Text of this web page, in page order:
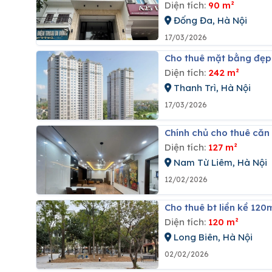
Diện tích: 90 m²
Đống Đa, Hà Nội
17/03/2026
Cho thuê mặt bằng
Diện tích: 242 m²
Thanh Trì, Hà Nội
17/03/2026
Chính chủ cho thuê
Diện tích: 127 m²
Nam Từ Liêm, Hà Nội
12/02/2026
Cho thuê bt liền kề
Diện tích: 120 m²
Long Biên, Hà Nội
02/02/2026